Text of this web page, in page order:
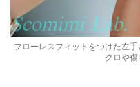
フローレスフィットをつけた左
クロや傷